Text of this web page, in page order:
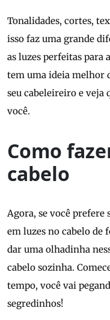
Tonalidades, cortes,
isso faz uma grande
as luzes perfeitas para
tem uma ideia melhor
seu cabeleireiro e veja
você.
Como
cabelo
Agora, se você prefere
em luzes no cabelo de
dar uma olhadinha
cabelo sozinha.
tempo, você vai
segredinhos!